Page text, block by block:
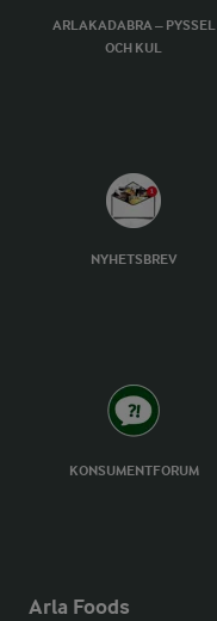
ARLAKADABRA – PYSSEL
OCH KUL
NYHETSBREV
KONSUMENTFORUM
Arla Foods